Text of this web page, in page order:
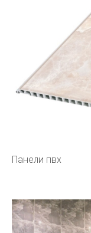
Панели пвх